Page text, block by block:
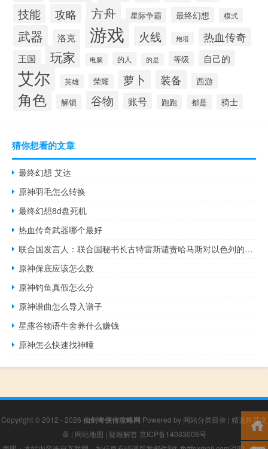
技能 攻略 方舟 星际争霸 最终幻想 模式
武器 洛克 游戏 火线 炮塔 热血传奇
王国 玩家 电脑 的人 的是 等级 自己的
艾尔 英雄 荣耀 萝卜 装备 西游
角色 解锁 谷物 账号 跑跑 都是 骑士
猜你想看的文章
最终幻想 艾达
原神羽毛怎么转换
最终幻想8d盘死机
热血传奇武器哪个最好
联合国发言人：联合国秘书长古特雷斯谴责哈马斯对以色列的袭击敦促全力避免更大的冲突
原神保底应该怎么数
原神钓鱼真假怎么分
原神谱曲怎么导入谱子
星露谷物语牛舍养什么赚钱
原神怎么快速找神曈
Copyright © 2012 - 2026 仙剑奇侠传攻略网 Powered by 网站分类目录 | 精选推荐文
章 | 网站地图 | 疑难解答 京ICP备14033006号